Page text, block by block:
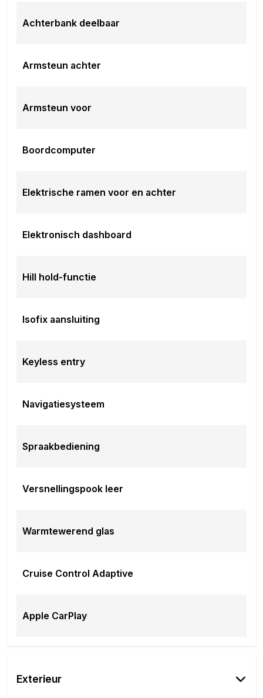
De koffie staat hier altijd voor u klaar.
Met vriendelijke groet,
Achterbank deelbaar
Armsteun achter
Armsteun voor
Boordcomputer
Elektrische ramen voor en achter
Elektronisch dashboard
Hill hold-functie
Isofix aansluiting
Keyless entry
Navigatiesysteem
Spraakbediening
Versnellingspook leer
Warmtewerend glas
Cruise Control Adaptive
Apple CarPlay
Exterieur